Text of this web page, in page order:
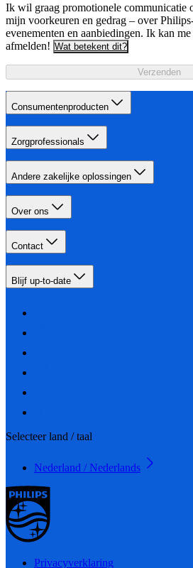
Ik wil graag promotionele communicatie
mijn voorkeuren en gedrag – over
evenementen en aanbiedingen. Ik kan
afmelden! Wat betekent dit?
Verzenden
Consumentenproducten
Zorgprofessionals
Andere zakelijke oplossingen
Over ons
Contact
Blijf up-to-date
Selecteer land / taal
Nederland / Nederlands
Privacyverklaring